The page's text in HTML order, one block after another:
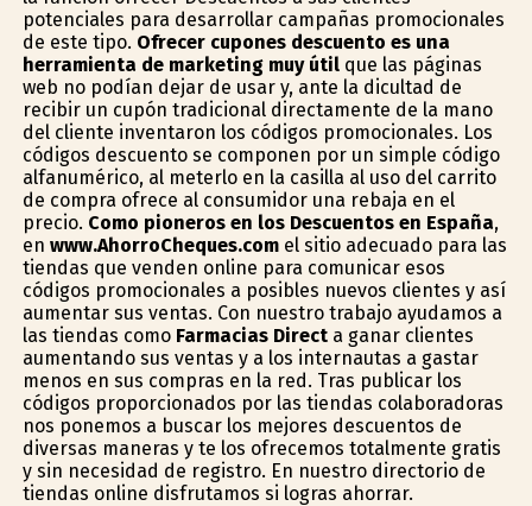
potenciales para desarrollar campañas promocionales
de este tipo. Ofrecer cupones descuento es una
herramienta de marketing muy útilque las páginas
web no podían dejar de usar y, ante la dificultad de
recibir un cupón tradicional directamente de la mano
del cliente inventaron los códigos promocionales. Los
códigos descuento se componen por un simple código
alfanumérico, al meterlo en la casilla al uso del carrito
de compra ofrece al consumidor una rebaja en el
precio. Como pioneros en los Descuentos en España,
en www.AhorroCheques.comel sitio adecuado para las
tiendas que venden online para comunicar esos
códigos promocionales a posibles nuevos clientes y así
aumentar sus ventas. Con nuestro trabajo ayudamos a
las tiendas como Farmacias Directa ganar clientes
aumentando sus ventas y a los internautas a gastar
menos en sus compras en la red. Tras publicar los
códigos proporcionados por las tiendas colaboradoras
nos ponemos a buscar los mejores descuentos de
diversas maneras y te los ofrecemos totalmente gratis
y sin necesidad de registro. En nuestro directorio de
tiendas online disfrutamos si logras ahorrar.